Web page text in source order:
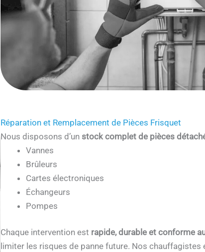
Réparation et Remplacement de Pièces Frisquet
Nous disposons d’un stock complet de pièces
Vannes
Brûleurs
Cartes électroniques
Échangeurs
Pompes
Chaque intervention est rapide, durable et conforme
limiter les risques de panne future. Nos